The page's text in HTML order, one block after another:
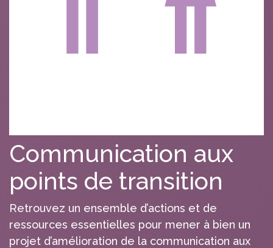
Communication aux
points de transition
Retrouvez un ensemble d’actions et de
ressources essentielles pour mener à bien un
projet d’amélioration de la communication aux